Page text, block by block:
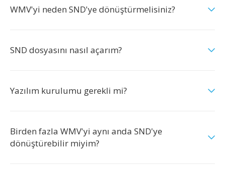
WMV'yi neden SND'ye dönüştürmelisiniz?
SND dosyasını nasıl açarım?
Yazılım kurulumu gerekli mi?
Birden fazla WMV'yi aynı anda SND'ye
dönüştürebilir miyim?